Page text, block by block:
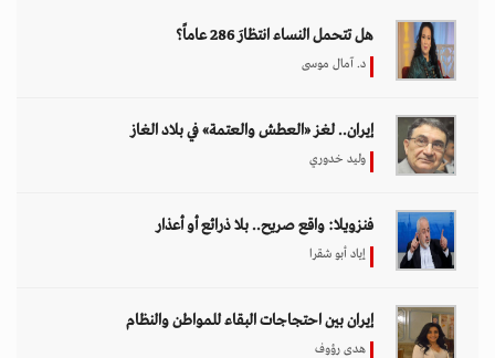
هل تتحمل النساء انتظارَ 286 عاماً؟
د. آمال موسى
إيران.. لغز «العطش والعتمة» في بلاد الغاز
وليد خدوري
فنزويلا: واقع صريح.. بلا ذرائع أو أعذار
إياد أبو شقرا
إيران بين احتجاجات البقاء للمواطن والنظام
هدى رؤوف